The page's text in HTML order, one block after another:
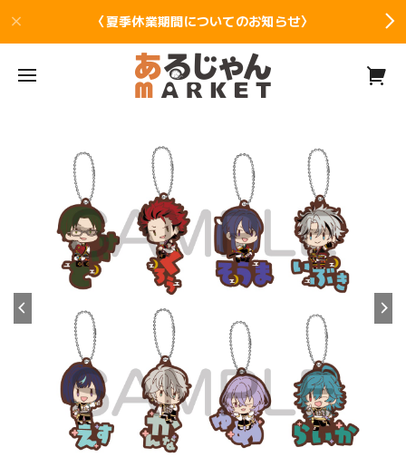
〈夏季休業期間についてのお知らせ〉